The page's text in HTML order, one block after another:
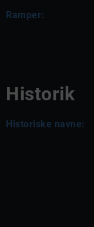
Ramper:
Historik
Historiske navne: